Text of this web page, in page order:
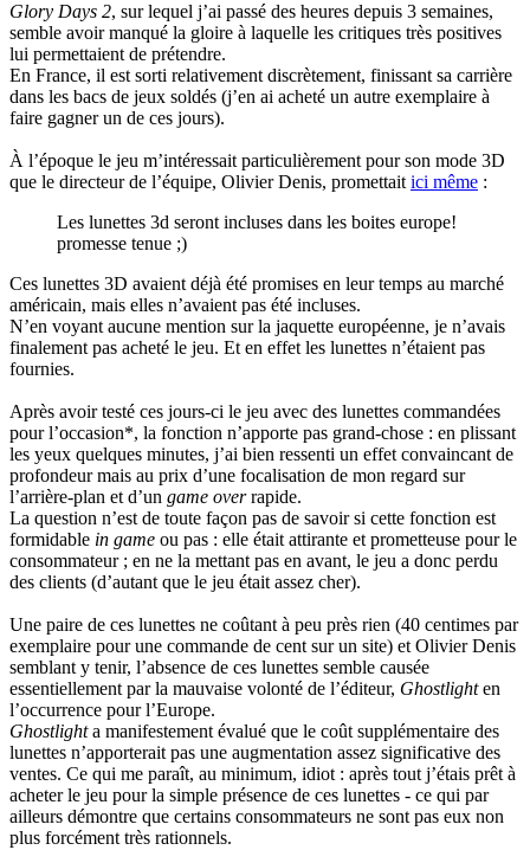
Glory Days 2, sur lequel j’ai passé des heures depuis 3 semaines,
semble avoir manqué la gloire à laquelle les critiques très positives
lui permettaient de prétendre.
En France, il est sorti relativement discrètement, finissant sa carrière
dans les bacs de jeux soldés (j’en ai acheté un autre exemplaire à
faire gagner un de ces jours).
À l’époque le jeu m’intéressait particulièrement pour son mode 3D
que le directeur de l’équipe, Olivier Denis, promettait ici même :
Les lunettes 3d seront incluses dans les boites europe!
promesse tenue ;)
Ces lunettes 3D avaient déjà été promises en leur temps au marché
américain, mais elles n’avaient pas été incluses.
N’en voyant aucune mention sur la jaquette européenne, je n’avais
finalement pas acheté le jeu. Et en effet les lunettes n’étaient pas
fournies.
Après avoir testé ces jours-ci le jeu avec des lunettes commandées
pour l’occasion*, la fonction n’apporte pas grand-chose : en plissant
les yeux quelques minutes, j’ai bien ressenti un effet convaincant de
profondeur mais au prix d’une focalisation de mon regard sur
l’arrière-plan et d’un game overrapide.
La question n’est de toute façon pas de savoir si cette fonction est
formidable in game ou pas : elle était attirante et prometteuse pour le
consommateur ; en ne la mettant pas en avant, le jeu a donc perdu
des clients (d’autant que le jeu était assez cher).
Une paire de ces lunettes ne coûtant à peu près rien (40 centimes par
exemplaire pour une commande de cent sur un site) et Olivier Denis
semblant y tenir, l’absence de ces lunettes semble causée
essentiellement par la mauvaise volonté de l’éditeur, Ghostlighten
l’occurrence pour l’Europe.
Ghostlighta manifestement évalué que le coût supplémentaire des
lunettes n’apporterait pas une augmentation assez significative des
ventes. Ce qui me paraît, au minimum, idiot : après tout j’étais prêt à
acheter le jeu pour la simple présence de ces lunettes - ce qui par
ailleurs démontre que certains consommateurs ne sont pas eux non
plus forcément très rationnels.